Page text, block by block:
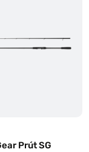
Prút SG